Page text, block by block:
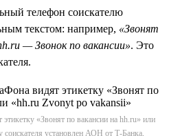
телефон соискателю
текстом: например, «Звонят
— Звонок по вакансии». Это
«Звонят по вакансии на hh.ru» или
установлен АОН от Т-Банка,